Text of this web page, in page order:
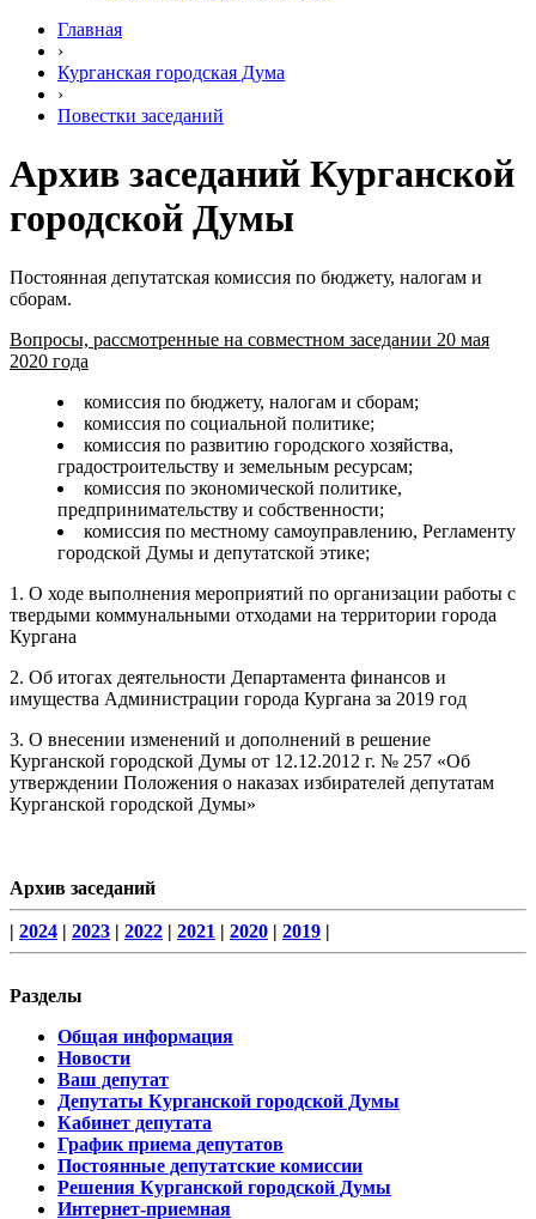
Главная
›
Курганская городская Дума
›
Повестки заседаний
Архив заседаний Курганской
городской Думы
Постоянная депутатская комиссия по бюджету, налогам и
сборам.
Вопросы, рассмотренные на совместном заседании 20 мая
2020 года
комиссия по бюджету, налогам и сборам;
комиссия по социальной политике;
комиссия по развитию городского хозяйства,
градостроительству и земельным ресурсам;
комиссия по экономической политике,
предпринимательству и собственности;
комиссия по местному самоуправлению, Регламенту
городской Думы и депутатской этике;
1. О ходе выполнения мероприятий по организации работы с
твердыми коммунальными отходами на территории города
Кургана
2. Об итогах деятельности Департамента финансов и
имущества Администрации города Кургана за 2019 год
3. О внесении изменений и дополнений в решение
Курганской городской Думы от 12.12.2012 г. № 257 «Об
утверждении Положения о наказах избирателей депутатам
Курганской городской Думы»
Архив заседаний
| 2024 | 2023 | 2022 | 2021 | 2020 | 2019 |
Разделы
Общая информация
Новости
Ваш депутат
Депутаты Курганской городской Думы
Кабинет депутата
График приема депутатов
Постоянные депутатские комиссии
Решения Курганской городской Думы
Интернет-приемная